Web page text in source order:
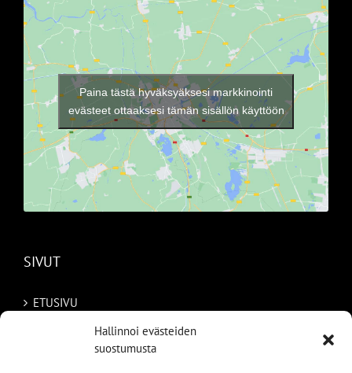
Hallinnoi evästeiden
suostumusta
Paina tästä hyväksyäksesi markkinointi
evästeet ottaaksesi tämän sisällön käyttöön
SIVUT
ETUSIVU